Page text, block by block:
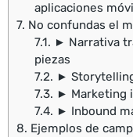
aplicaciones
7. No confundas el
7.1. ► Narrativa
piezas
7.2. ►
7.3. ► Marketing
7.4. ► Inbound
8. Ejemplos de